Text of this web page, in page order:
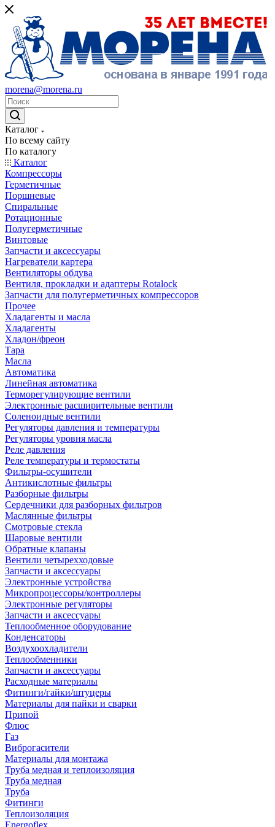
morena@morena.ru
Каталог
По всему сайту
По каталогу
Каталог
Компрессоры
Герметичные
Поршневые
Спиральные
Ротационные
Полугерметичные
Винтовые
Запчасти и аксессуары
Нагреватели картера
Вентиляторы обдува
Вентиля, прокладки и адаптеры Rotalock
Запчасти для полугерметичных компрессоров
Прочее
Хладагенты и масла
Хладагенты
Хладон/фреон
Тара
Масла
Автоматика
Линейная автоматика
Терморегулирующие вентили
Электронные расширительные вентили
Соленоидные вентили
Регуляторы давления и температуры
Регуляторы уровня масла
Реле давления
Реле температуры и термостаты
Фильтры-осушители
Антикислотные фильтры
Разборные фильтры
Сердечники для разборных фильтров
Маслянные фильтры
Смотровые стекла
Шаровые вентили
Обратные клапаны
Вентили четырехходовые
Запчасти и аксессуары
Электронные устройства
Микропроцессоры/контроллеры
Электронные регуляторы
Запчасти и аксессуары
Теплообменное оборудование
Конденсаторы
Воздухоохладители
Теплообменники
Запчасти и аксессуары
Расходные материалы
Фитинги/гайки/штуцеры
Материалы для пайки и сварки
Припой
Флюс
Газ
Виброгасители
Материалы для монтажа
Труба медная и теплоизоляция
Труба медная
Труба
Фитинги
Теплоизоляция
Energoflex